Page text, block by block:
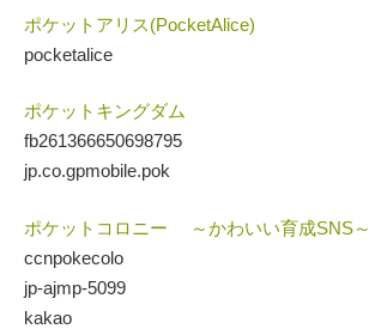
ポケットアリス(PocketAlice)
pocketalice
ポケットキングダム
fb261366650698795
jp.co.gpmobile.pok
ポケットコロニー ～かわいい育成SNS～
ccnpokecolo
jp-ajmp-5099
kakao